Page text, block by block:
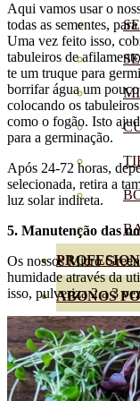
ABONOS
Aqui vamos usar o
todas as sementes,
Uma vez feito isso,
tabuleiros de
te um truque para
borrifar água um
colocando os
como o fogão. Isto
para a germinação.
Após 24-72 horas,
selecionada, retira a
luz solar indireta.
5. Manutenção das
Os nossos Micro
humidade através da
isso, pulveriza 2 a 3